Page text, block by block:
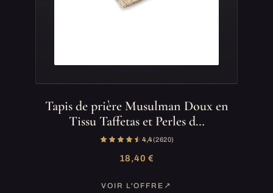
Tapis de prière Musulman Doux en
Tissu Taffetas et Perles d…
4,4(2 620)
18,40 €
VOIR L'OFFRE